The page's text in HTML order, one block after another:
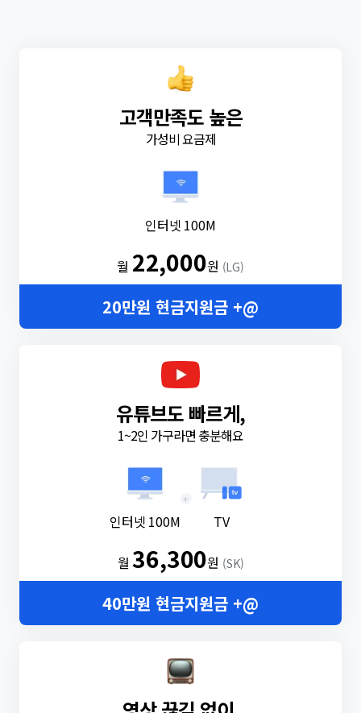
고객만족도 높은
가성비 요금제
인터넷 100M
월 22,000원 (LG)
20만원 현금지원금 +@
유튜브도 빠르게,
1~2인 가구라면 충분해요
인터넷 100M
+
TV
월36,300원 (SK)
40만원 현금지원금 +@